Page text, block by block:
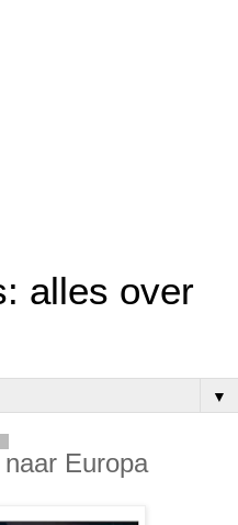
alles over
▼
Europa